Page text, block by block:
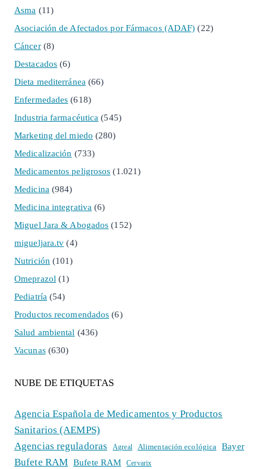
Asma (11)
Asociación de Afectados por Fármacos (ADAF) (22)
Cáncer(8)
Destacados (6)
Dieta mediterránea(66)
Enfermedades (618)
Industria farmacéutica (545)
Marketing del miedo (280)
Medicalización (733)
Medicamentos peligrosos (1.021)
Medicina(984)
Medicina integrativa (6)
Miguel Jara & Abogados (152)
migueljara.tv (4)
Nutrición(101)
Omeprazol(1)
Pediatría(54)
Productos recomendados (6)
Salud ambiental (436)
Vacunas(630)
NUBE DE ETIQUETAS
Agencia Española de Medicamentos y Productos
Sanitarios (AEMPS)
Agencias reguladoras
Agreal Alimentación ecológica Bayer
Bufete RAM Bufete RAM Cervarix